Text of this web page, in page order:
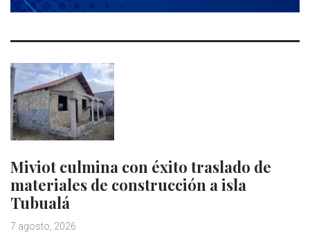
Miviot culmina con éxito traslado de
materiales de construcción a isla
Tubualá
7 agosto, 2026